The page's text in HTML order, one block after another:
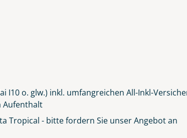
I10 o. glw.) inkl. umfangreichen All-Inkl-
Aufenthalt
Tropical - bitte fordern Sie unser Angebot an